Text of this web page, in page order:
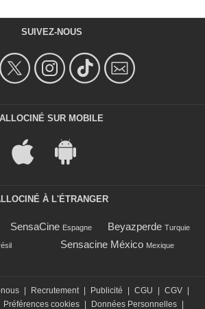
SUIVEZ-NOUS
ALLOCINÉ SUR MOBILE
À L'ÉTRANGER
SensaCine Espagne Beyazperde Turquie
Sensacine México Mexique
| Recrutement | Publicité | CGU | CGV |
Préférences cookies | Données Personnelles |